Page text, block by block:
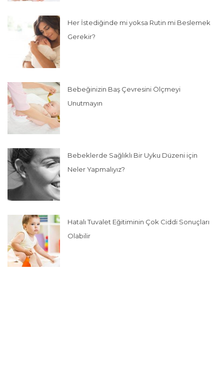
Her İstediğinde mi yoksa Rutin mi Beslemek
Gerekir?
Bebeğinizin Baş Çevresini Ölçmeyi
Unutmayın
Bebeklerde Sağlıklı Bir Uyku Düzeni için
Neler Yapmalıyız?
Hatalı Tuvalet Eğitiminin Çok Ciddi Sonuçları
Olabilir